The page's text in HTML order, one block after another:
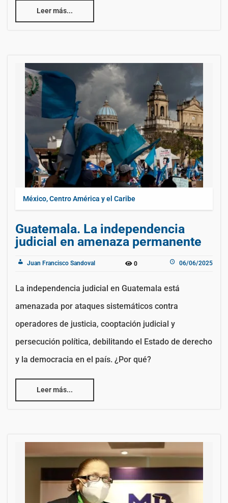
Leer más...
México, Centro América y el Caribe
Guatemala. La independencia
judicial en amenaza permanente
Juan Francisco Sandoval 0 06/06/2025
La independencia judicial en Guatemala está
amenazada por ataques sistemáticos contra
operadores de justicia, cooptación judicial y
persecución política, debilitando el Estado de derecho
y la democracia en el país. ¿Por qué?
Leer más...